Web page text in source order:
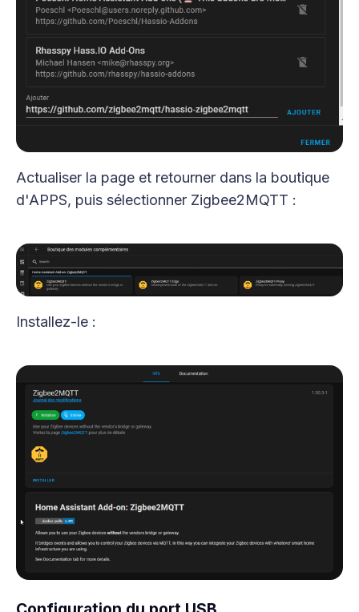
Actualiser la page et retourner dans la boutique
d'APPS, puis sélectionner Zigbee2MQTT :
Installez-le :